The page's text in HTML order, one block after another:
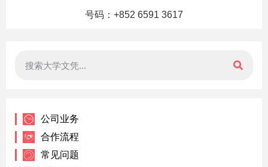
号码：+852 6591 3617
公司业务
合作流程
常见问题